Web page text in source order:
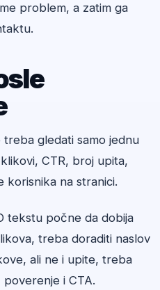
problem, a zatim ga
gledati samo jednu
CTR, broj upita,
korisnika na stranici.
tekstu počne da dobija
treba doraditi naslov
ali ne i upite, treba
i CTA.